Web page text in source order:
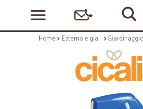
Home Esterno e giardino Giardinaggio